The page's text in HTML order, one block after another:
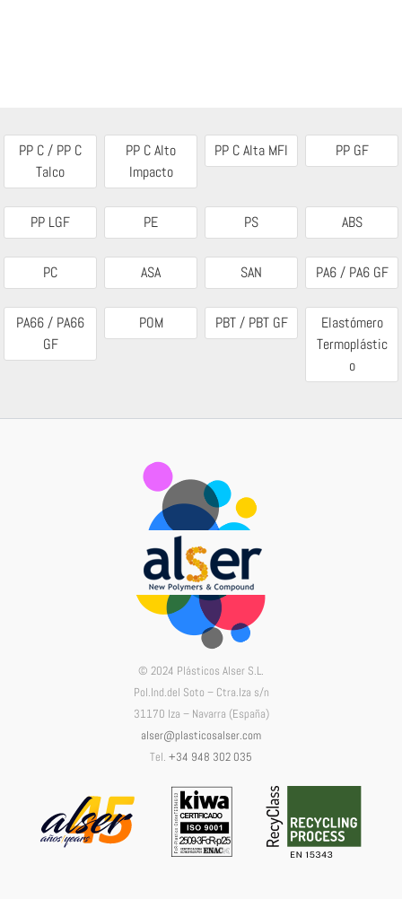
PP C / PP C
Talco
PP C Alto
Impacto
PP C Alta MFI PP GF
PP LGF PE PS ABS
PC ASA SAN PA6 / PA6 GF
PA66 / PA66
GF
POM PBT / PBT GF
Elastómero
Termoplástic
o
© 2024 Plásticos Alser S.L.
Pol.Ind.del Soto – Ctra.Iza s/n
31170 Iza – Navarra (España)
alser@plasticosalser.com
Tel. +34 948 302 035